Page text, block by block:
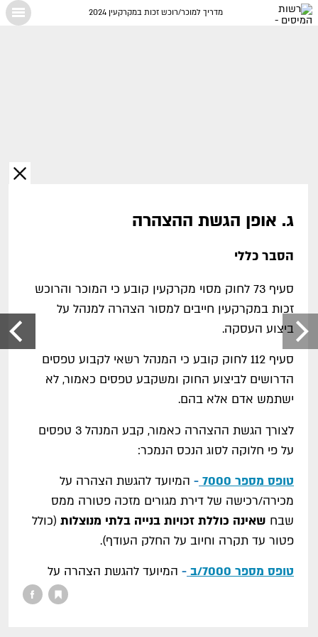
מדריך למוכר/רוכש זכות במקרקעין 2024
ג. אופן הגשת ההצהרה
הסבר כללי
סעיף 73 לחוק מסוי מקרקעין קובע כי המוכר והרוכש
זכות במקרקעין חייבים למסור הצהרה למנהל על
ביצוע העסקה.
סעיף 112 לחוק קובע כי המנהל רשאי לקבוע טפסים
הדרושים לביצוע החוק ומשקבע טפסים כאמור, לא
ישתמש אדם אלא בהם.
לצורך הגשת ההצהרה כאמור, קבע המנהל 3 טפסים
על פי חלוקה לסוג הנכס הנמכר:
טופס מספר 7000
- המיועד להגשת הצהרה על
מכירה/רכישה של דירת מגורים מזכה פטורה ממס
שבח שאינה כוללת זכויות בנייה בלתי מנוצלות (כולל
פטור עד תקרה וחיוב על החלק העודף).
טופס מספר 7000/ב
- המיועד להגשת הצהרה על
מכירת/רכישת זכות במקרקעין שהריווח ממכירתה נתון
X